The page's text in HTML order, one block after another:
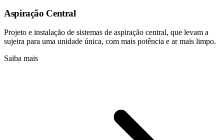
Aspiração Central
Projeto e instalação de sistemas de aspiração central, que levam a
sujeira para uma unidade única, com mais potência e ar mais limpo.
Saiba mais